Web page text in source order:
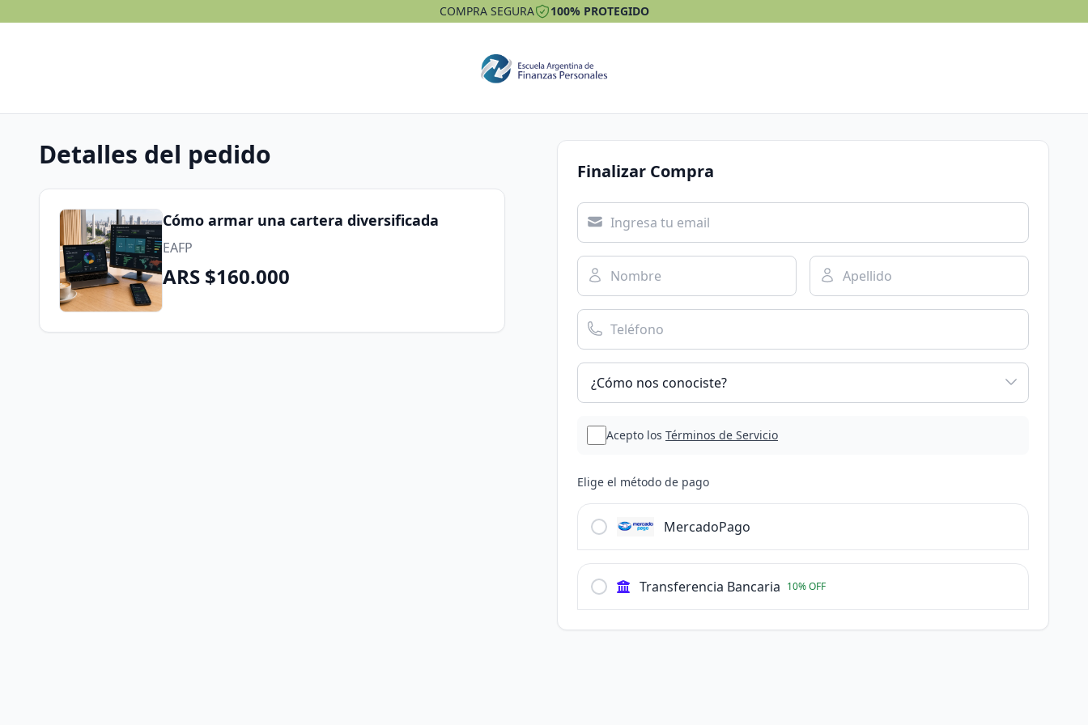
COMPRA SEGURA 100% PROTEGIDO
Detalles del pedido
Cómo armar una cartera diversificada
EAFP
ARS $160.000
Finalizar Compra
Acepto los Términos de Servicio
Elige el método de pago
MercadoPago
Transferencia Bancaria 10% OFF